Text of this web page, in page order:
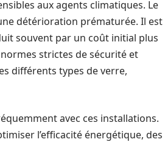
aux agents climatiques. Le
détérioration prématurée. Il est
souvent par un coût initial plus
strictes de sécurité et
différents types de verre,
avec ces installations.
l’efficacité énergétique, des